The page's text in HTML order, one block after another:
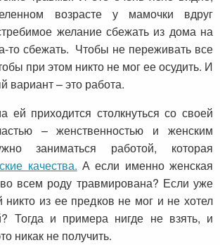
возрасте у мамочки вдруг
желание сбежать из дома на
то сбежать. Чтобы не переживать все
при этом никто не мог ее осудить. И
вариант – это работа.
приходится столкнуться со своей
– женственностью и женским
заниматься работой, которая
качества. А если именно женская
всем роду травмирована? Если уже
никто из ее предков не мог и не хотел
Тогда и примера нигде не взять, и
никак не получить.